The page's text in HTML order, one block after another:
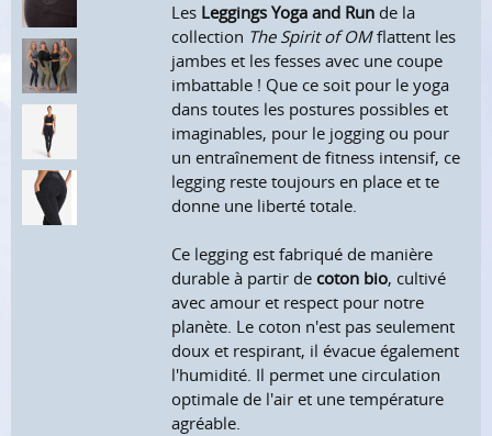
Les Leggings Yoga and Run de la
collection The Spirit of OMflattent les
jambes et les fesses avec une coupe
imbattable ! Que ce soit pour le yoga
dans toutes les postures possibles et
imaginables, pour le jogging ou pour
un entraînement de fitness intensif, ce
legging reste toujours en place et te
donne une liberté totale.
Ce legging est fabriqué de manière
durable à partir decoton bio, cultivé
avec amour et respect pour notre
planète. Le coton n'est pas seulement
doux et respirant, il évacue également
l'humidité. Il permet une circulation
optimale de l'air et une température
agréable.